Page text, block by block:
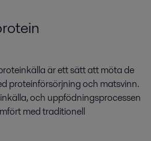
är ett sätt att möta de
proteinförsörjning och matsvinn.
och uppfödningsprocessen
med traditionell